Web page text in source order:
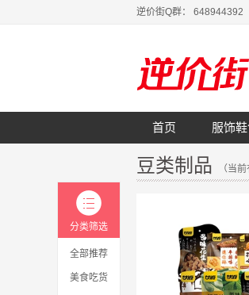
逆价街Q群：
首页 服饰
豆类制品 （当
分类筛选
全部推荐
美食吃货